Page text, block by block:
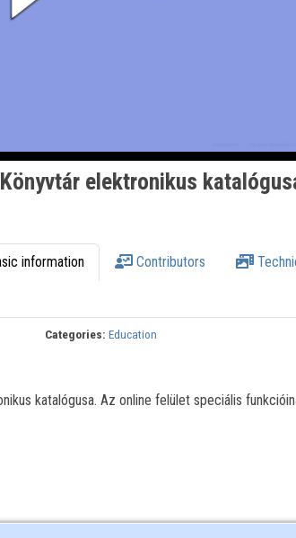
elektronikus
information Contributors
Categories: Education
katalógusa. Az online felület speciális